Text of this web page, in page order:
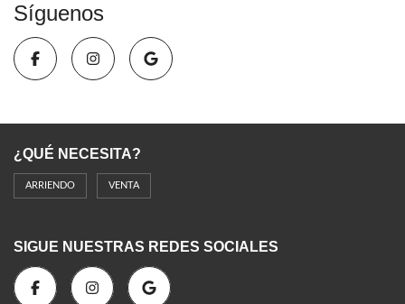
Síguenos
¿QUÉ NECESITA?
ARRIENDO VENTA
SIGUE NUESTRAS REDES SOCIALES